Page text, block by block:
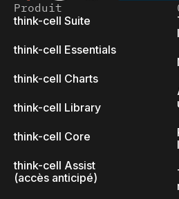
Produit
think-cell Suite
think-cell Essentials
think-cell Charts
think-cell Library
think-cell Core
think-cell Assist
(accès anticipé)